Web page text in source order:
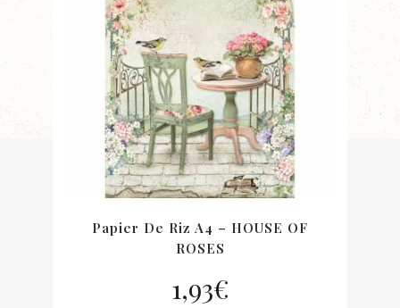
Papier De Riz A4 – HOUSE OF
ROSES
1,93€